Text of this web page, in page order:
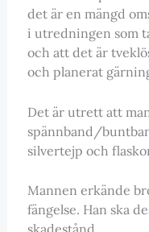
det är en mängd
i utredningen som
och att det är
och planerat
Det är utrett att
spännband/
silvertejp och
Mannen erkände
fängelse. Han ska